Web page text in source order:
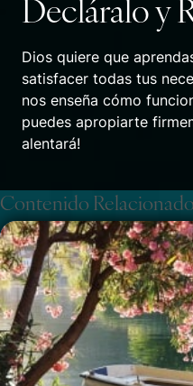
Decláralo y
Dios quiere que
satisfacer todas tus
nos enseña cómo
puedes apropiarte
alentará!
Contenido Relacionado